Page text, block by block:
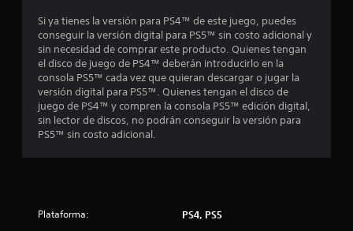
n
c
o
e
Si ya tienes la versión para PS4™ de este juego, puedes
conseguir la versión digital para PS5™ sin costo adicional y
sin necesidad de comprar este producto. Quienes tengan
el disco de juego de PS4™ deberán introducirlo en la
consola PS5™ cada vez que quieran descargar o jugar la
versión digital para PS5™. Quienes tengan el disco de
juego de PS4™ y compren la consola PS5™ edición digital,
sin lector de discos, no podrán conseguir la versión para
PS5™ sin costo adicional.
Plataforma: PS4, PS5